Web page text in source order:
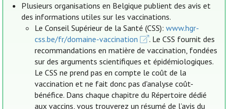
Plusieurs organisations en Belgique publient des avis et
des informations utiles sur les vaccinations.
Le Conseil Supérieur de la Santé (CSS):www.hgr-
css.be/fr/domaine-vaccination
. Le CSS fournit des
recommandations en matière de vaccination, fondées
sur des arguments scientifiques et épidémiologiques.
Le CSS ne prend pas en compte le coût de la
vaccination et ne fait donc pas d'analyse coût-
bénéfice. Dans chaque chapitre du Répertoire dédié
aux vaccins, vous trouverez un résumé de l’avis du